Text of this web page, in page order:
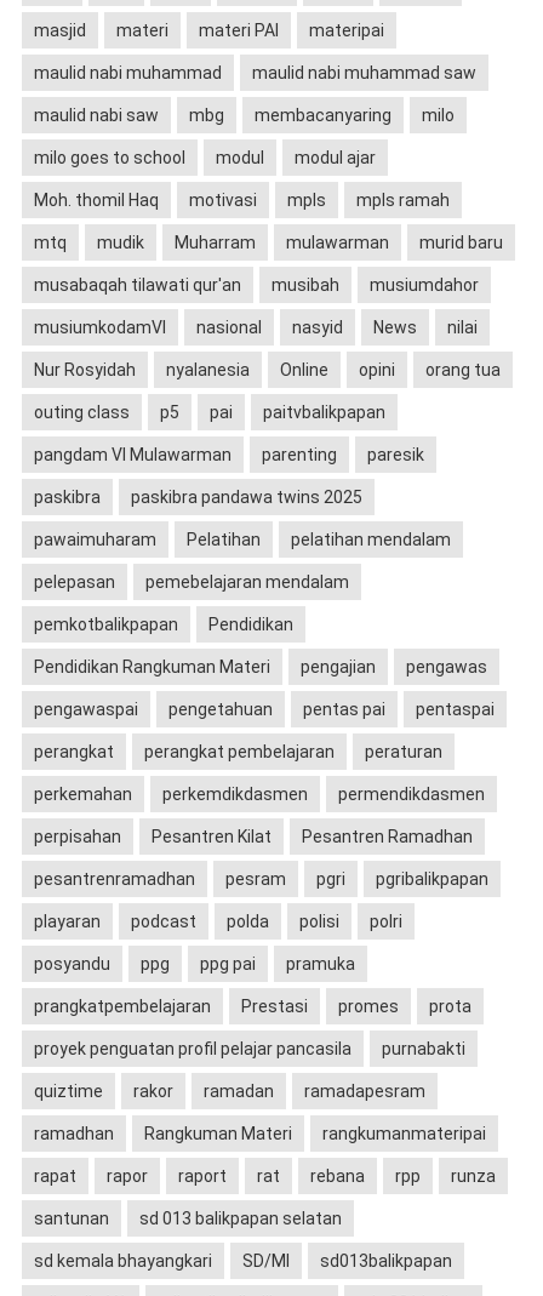
masjid materi materi PAI materipai
maulid nabi muhammad maulid nabi muhammad saw
maulid nabi saw mbg membacanyaring milo
milo goes to school modul modul ajar
Moh. thomil Haq motivasi mpls mpls ramah
mtq mudik Muharram mulawarman murid baru
musabaqah tilawati qur'an musibah musiumdahor
musiumkodamVI nasional nasyid News nilai
Nur Rosyidah nyalanesia Online opini orang tua
outing class p5 pai paitvbalikpapan
pangdam VI Mulawarman parenting paresik
paskibra paskibra pandawa twins 2025
pawaimuharam Pelatihan pelatihan mendalam
pelepasan pemebelajaran mendalam
pemkotbalikpapan Pendidikan
Pendidikan Rangkuman Materi pengajian pengawas
pengawaspai pengetahuan pentas pai pentaspai
perangkat perangkat pembelajaran peraturan
perkemahan perkemdikdasmen permendikdasmen
perpisahan Pesantren Kilat Pesantren Ramadhan
pesantrenramadhan pesram pgri pgribalikpapan
playaran podcast polda polisi polri
posyandu ppg ppg pai pramuka
prangkatpembelajaran Prestasi promes prota
proyek penguatan profil pelajar pancasila purnabakti
quiztime rakor ramadan ramadapesram
ramadhan Rangkuman Materi rangkumanmateripai
rapat rapor raport rat rebana rpp runza
santunan sd 013 balikpapan selatan
sd kemala bhayangkari SD/MI sd013balikpapan